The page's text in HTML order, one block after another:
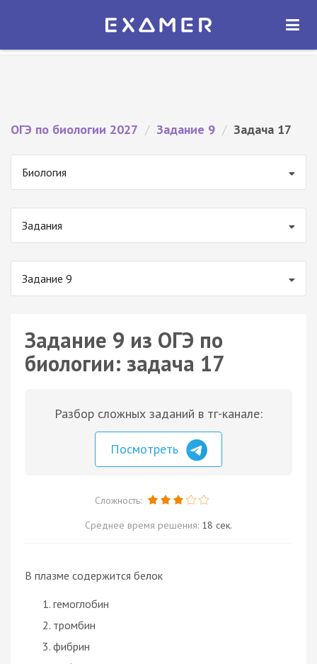
Экзамер — ЕГЭ 2027
ОТКРЫТЬ
ОГЭ по биологии 2027 / Задание 9 / Задача 17
Биология
Задания
Задание 9
Задание 9 из ОГЭ по
биологии: задача 17
Разбор сложных заданий в тг-канале:
Посмотреть
Сложность:
Среднее время решения: 18 сек.
В плазме содержится белок
гемоглобин
тромбин
фибрин